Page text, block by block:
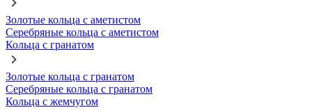
Золотые кольца с аметистом
Серебряные кольца с аметистом
Кольца с гранатом
Золотые кольца с гранатом
Серебряные кольца с гранатом
Кольца с жемчугом